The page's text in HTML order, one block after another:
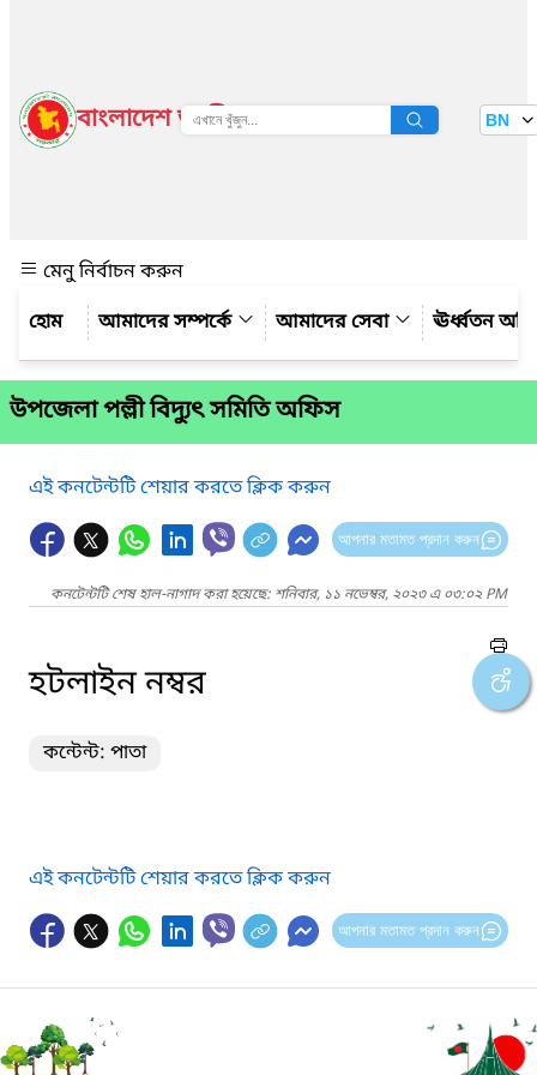
বাংলাদেশ জাতীয় তথ্য বাতায়ন BN
মেনু নির্বাচন করুন
আমাদের সম্পর্কে
আমাদের সেবা ঊর্ধ্বতন
উপজেলা পল্লী বিদ্যুৎ সমিতি অফিস
এই কনটেন্টটি শেয়ার করতে ক্লিক করুন
আপনার মতামত প্রদান করুন
কনটেন্টটি শেষ হাল-নাগাদ করা হয়েছে: শনিবার, ১১ নভেম্বর, ২০২৩ এ ০৩:০২ PM
হটলাইন নম্বর
কন্টেন্ট: পাতা
এই কনটেন্টটি শেয়ার করতে ক্লিক করুন
আপনার মতামত প্রদান করুন